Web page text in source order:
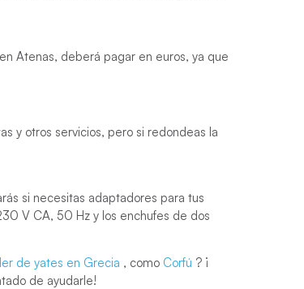
Atenas, deberá pagar en euros, ya que
y otros servicios, pero si redondeas la
si necesitas adaptadores para tus
V CA, 50 Hz y los enchufes de dos
de yates en Grecia , como Corfú ? ¡
de ayudarle!